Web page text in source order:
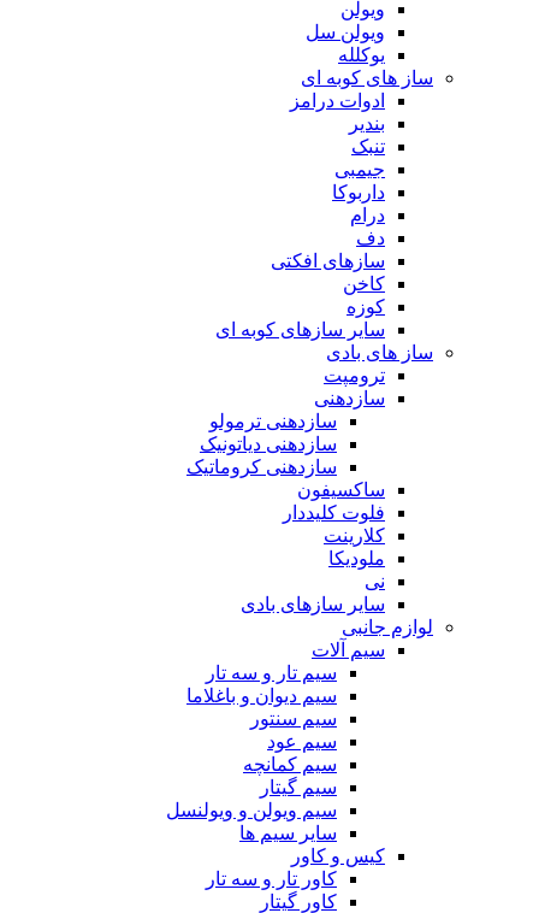
ویولن
ویولن سل
یوکلله
ساز های کوبه ای
ادوات درامز
بندیر
تنبک
جیمبی
داربوکا
درام
دف
سازهای افکتی
کاخن
کوزه
سایر سازهای کوبه ای
ساز های بادی
ترومپت
سازدهنی
سازدهنی ترمولو
سازدهنی دیاتونیک
سازدهنی کروماتیک
ساکسیفون
فلوت کلیددار
کلارینت
ملودیکا
نی
سایر سازهای بادی
لوازم جانبی
سیم آلات
سیم تار و سه تار
سیم دیوان و باغلاما
سیم سنتور
سیم عود
سیم کمانچه
سیم گیتار
سیم ویولن و ویولنسل
سایر سیم ها
کیس و کاور
کاور تار و سه تار
کاور گیتار